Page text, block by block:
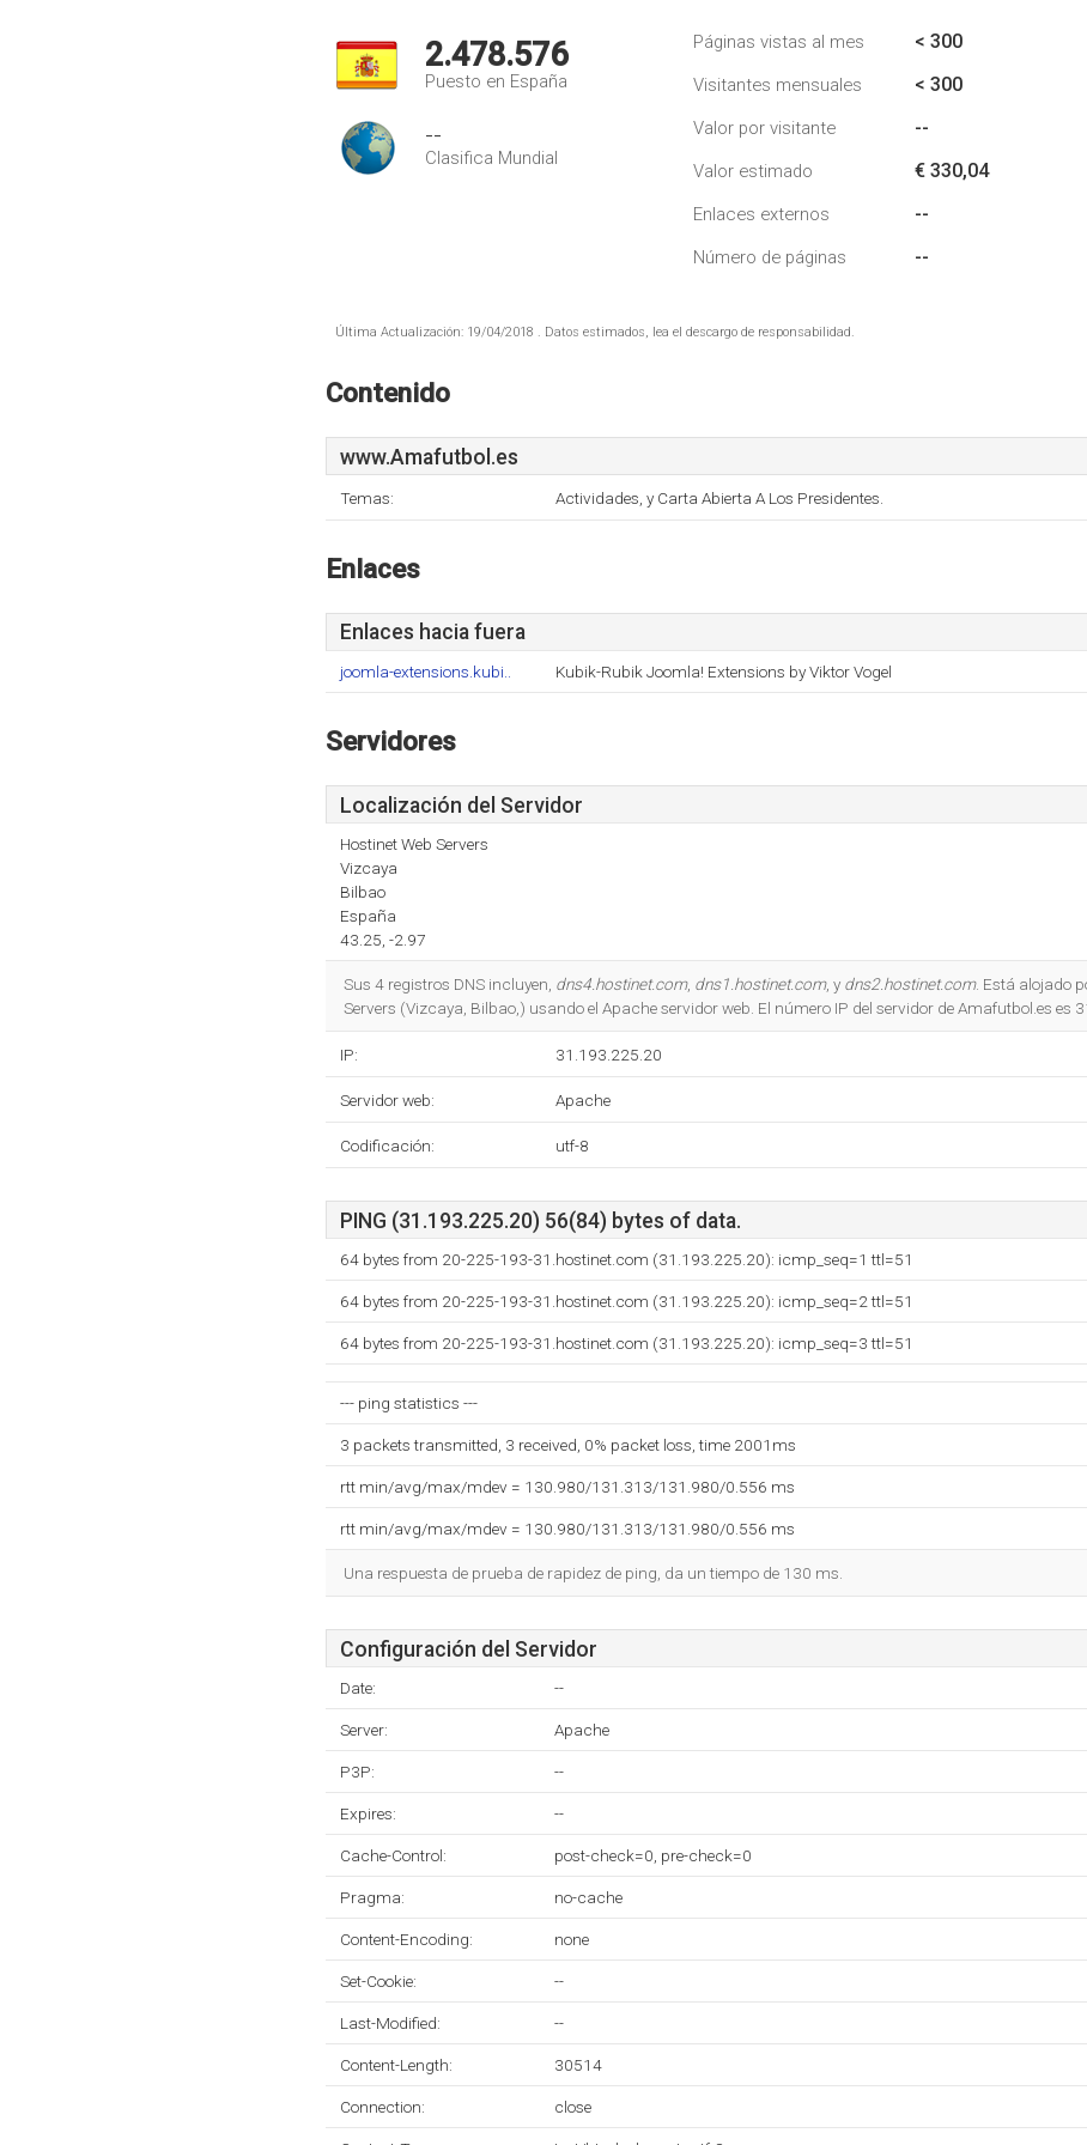
2.478.576
Puesto en España
--
Clasifica Mundial
Páginas vistas al mes < 300
Visitantes mensuales < 300
Valor por visitante --
Valor estimado € 330,04
Enlaces externos --
Número de páginas --
Última Actualización: 19/04/2018 . Datos estimados, lea el descargo de responsabilidad.
Contenido
www.Amafutbol.es
Temas: Actividades, y Carta Abierta A Los Presidentes.
Enlaces
Enlaces hacia fuera
joomla-extensions.kubi.. Kubik-Rubik Joomla! Extensions by Viktor Vogel
Servidores
Localización del Servidor
Hostinet Web Servers
Vizcaya
Bilbao
España
43.25, -2.97
Sus 4 registros DNS incluyen, dns4.hostinet.com, dns1.hostinet.com, y dns2.hostinet.com. Está alojado
Servers (Vizcaya, Bilbao,) usando el Apache servidor web. El número IP del servidor de Amafutbol.es es
IP: 31.193.225.20
Servidor web: Apache
Codificación: utf-8
PING (31.193.225.20) 56(84) bytes of data.
64 bytes from 20-225-193-31.hostinet.com (31.193.225.20): icmp_seq=1 ttl=51
64 bytes from 20-225-193-31.hostinet.com (31.193.225.20): icmp_seq=2 ttl=51
64 bytes from 20-225-193-31.hostinet.com (31.193.225.20): icmp_seq=3 ttl=51
--- ping statistics ---
3 packets transmitted, 3 received, 0% packet loss, time 2001ms
rtt min/avg/max/mdev = 130.980/131.313/131.980/0.556 ms
rtt min/avg/max/mdev = 130.980/131.313/131.980/0.556 ms
Una respuesta de prueba de rapidez de ping, da un tiempo de 130 ms.
Configuración del Servidor
Date: --
Server: Apache
P3P: --
Expires: --
Cache-Control: post-check=0, pre-check=0
Pragma: no-cache
Content-Encoding: none
Set-Cookie: --
Last-Modified: --
Content-Length: 30514
Connection: close